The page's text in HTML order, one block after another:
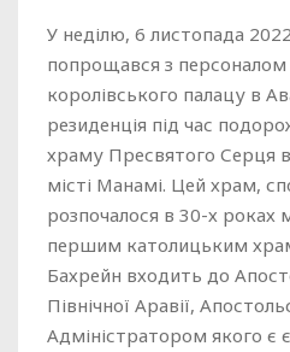
У неділю, 6 листопада
попрощався з персоналом
королівського палацу в
резиденція під час
храму Пресвятого Серця
місті Манамі. Цей храм,
розпочалося в 30-х роках
першим католицьким
Бахрейн входить до
Північної Аравії,
Адміністратором якого є